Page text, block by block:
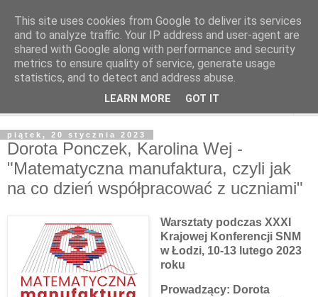
piątek, 20 stycznia 2023
Dorota Ponczek, Karolina Wej -
"Matematyczna manufaktura, czyli jak
na co dzień współpracować z uczniami"
Warsztaty podczas XXXI
Krajowej Konferencji SNM
w Łodzi, 10-13 lutego 2023
roku
Prowadzący: Dorota
This site uses cookies from Google to deliver its services
and to analyze traffic. Your IP address and user-agent are
shared with Google along with performance and security
metrics to ensure quality of service, generate usage
statistics, and to detect and address abuse.
LEARN MORE GOT IT